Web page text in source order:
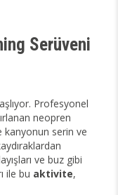
Serüveni
Profesyonel
neopren
kanyonun serin ve
ve buz gibi
ile bu aktivite,